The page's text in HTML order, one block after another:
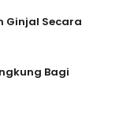
Ginjal Secara
Bagi